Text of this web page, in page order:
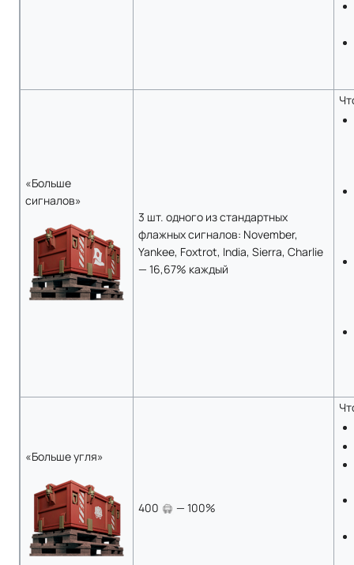
«Больше
сигналов»
3 шт. одного из стандартных
флажных сигналов: November,
Yankee, Foxtrot, India, Sierra, Charlie
— 16,67% каждый
«Больше угля»
400 — 100%